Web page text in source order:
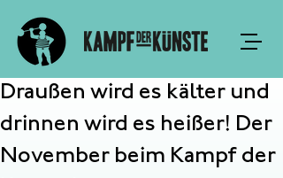
Draußen wird es kälter und
drinnen wird es heißer! Der
November beim Kampf der